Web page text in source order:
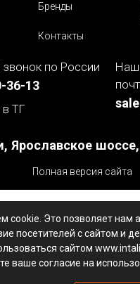
cookie. Это позволяет нам
посетителей с сайтом и
сайтом
ваше согласие на
Бренды
Контакты
по России
36-13
в ТГ
Ярославское
Полная версия сайта